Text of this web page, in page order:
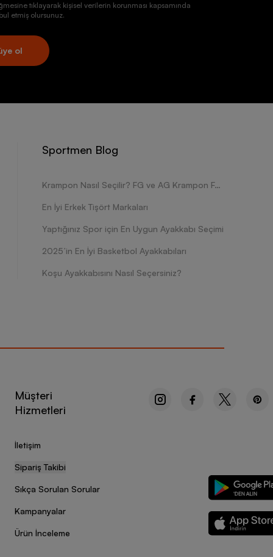
tıklayarak kişisel verilerin korunması kapsamında
etmiş olursunuz.
ol
Sportmen Blog
Krampon Nasıl Seçilir? FG ve AG Krampon Farkları Nelerdir?
En İyi Erkek Tişört Markaları
Yaptığınız Spor için En Uygun Ayakkabı Seçimi
2025’in En İyi Basketbol Ayakkabıları
Koşu Ayakkabısını Nasıl Seçersiniz?
Müşteri
Hizmetleri
İletişim
Sipariş Takibi
Sıkça Sorulan Sorular
Kampanyalar
Ürün İnceleme